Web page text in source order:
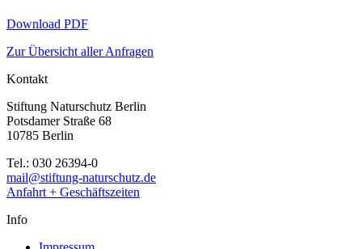
Download PDF
Zur Übersicht aller Anfragen
Kontakt
Stiftung Naturschutz Berlin
Potsdamer Straße 68
10785 Berlin
Tel.: 030 26394-0
mail@stiftung-naturschutz.de
Anfahrt + Geschäftszeiten
Info